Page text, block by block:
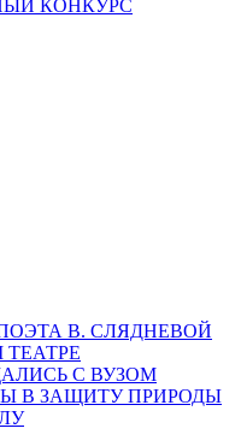
В. СЛЯДНЕВОЙ
С ВУЗОМ
В ЗАЩИТУ ПРИРОДЫ